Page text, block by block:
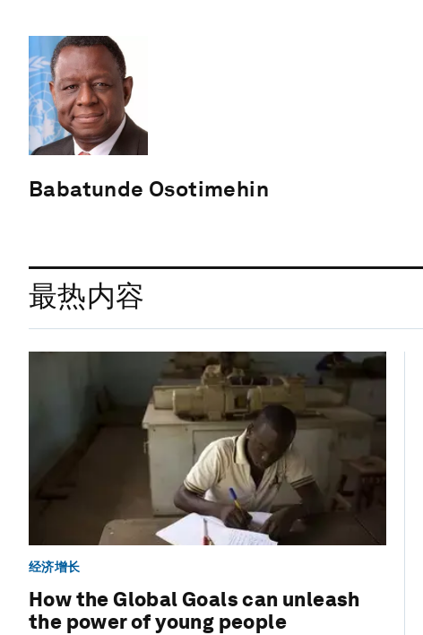
Babatunde Osotimehin
最热内容
经济增长
How the Global Goals can unleash
the power of young people